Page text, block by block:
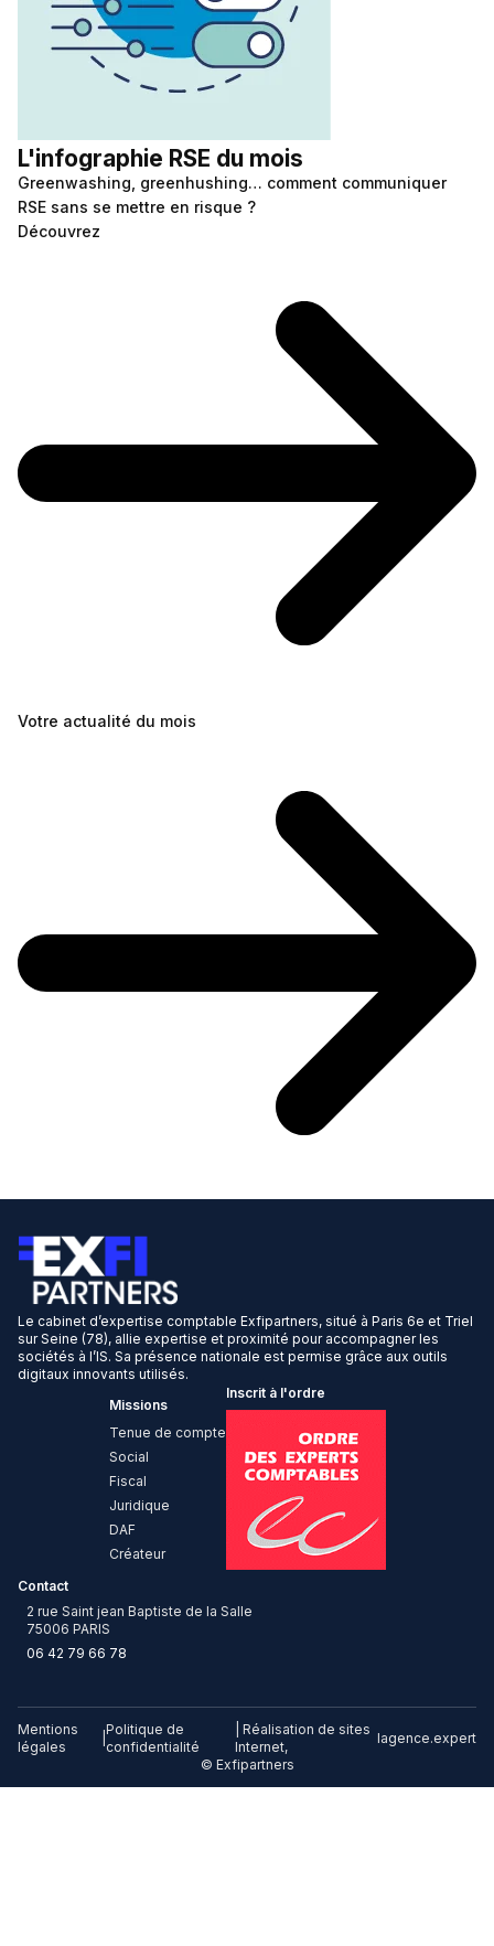
L'infographie RSE du mois
Greenwashing, greenhushing… comment communiquer
RSE sans se mettre en risque ?
Découvrez
Votre actualité du mois
Le cabinet d’expertise comptable Exfipartners, situé à Paris 6e et Triel
sur Seine (78), allie expertise et proximité pour accompagner les
sociétés à l’IS. Sa présence nationale est permise grâce aux outils
digitaux innovants utilisés.
Missions
Tenue de compte
Social
Fiscal
Juridique
DAF
Créateur
Inscrit à l'ordre
Contact
2 rue Saint jean Baptiste de la Salle
75006 PARIS
06 42 79 66 78
© Exfipartners
Mentions
légales
Politique de
confidentialité
| Réalisation de sites
Internet,
lagence.expert